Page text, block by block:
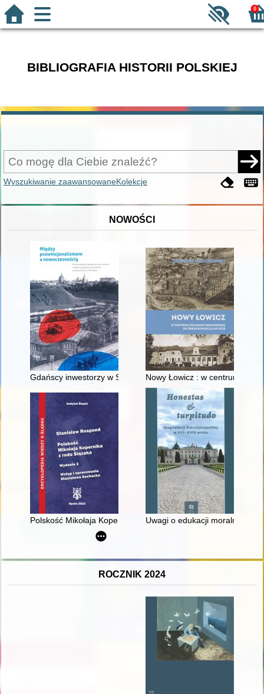
0
BIBLIOGRAFIA HISTORII POLSKIEJ
Wyszukiwanie zaawansowaneKolekcje
NOWOŚCI
Gdańscy inwestorzy w Sopocie : prestiż finansowy i
Nowy Łowicz : w centrum
Polskość Mikołaja Kopernika z rodu ŚlązakaUwagi o edukacji moralnej
ROCZNIK 2024